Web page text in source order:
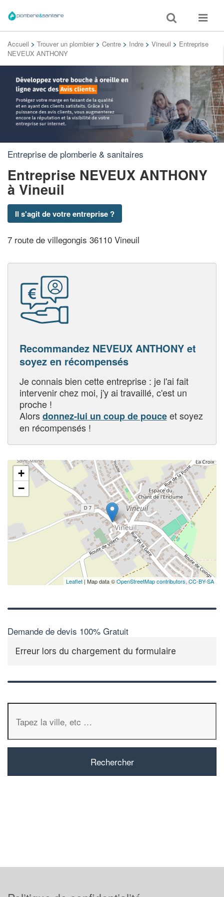
Toggle
search
Toggle
Accueil > Trouver un plombier > Centre > Indre > Vineuil > Entreprise
NEVEUX ANTHONY
Entreprise de plomberie & sanitaires
Entreprise NEVEUX ANTHONY
à Vineuil
Il s'agit de votre entreprise ?
7 route de villegongis 36110 Vineuil
Recommandez NEVEUX ANTHONY et
soyez en récompensés
Je connais bien cette entreprise : je l'ai fait
intervenir chez moi, j'y ai travaillé, c'est un
proche !
Alorsdonnez-lui un coup de pouceet soyez
en récompensés !
+
−
Leaflet| Map data ©OpenStreetMap contributors,CC-BY-SA
Demande de devis 100% Gratuit
Erreur lors du chargement du formulaire
✕